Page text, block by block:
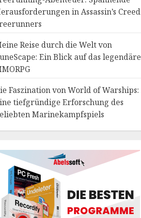
in Assassin’s Creed
Reise durch die Welt von
Ein Blick auf das legendäre
Faszination von World of Warships:
tiefgründige Erforschung des
Marinekampfspiels